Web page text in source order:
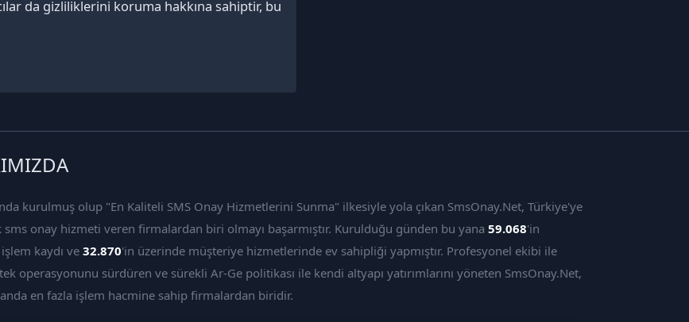
da gizliliklerini koruma hakkına sahiptir, bu
kurulmuş olup "En Kaliteli SMS Onay Hizmetlerini Sunma" ilkesiyle yola çıkan SmsOnay.Net, Türkiye'ye
sms onay hizmeti veren firmalardan biri olmayı başarmıştır. Kurulduğu günden bu yana 59.068'in
kaydı ve32.870'in üzerinde müşteriye hizmetlerinde ev sahipliği yapmıştır. Profesyonel ekibi ile
operasyonunu sürdüren ve sürekli Ar-Ge politikası ile kendi altyapı yatırımlarını yöneten SmsOnay.Net,
en fazla işlem hacmine sahip firmalardan biridir.